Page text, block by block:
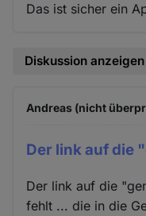
Das ist sicher ein
Diskussion anzeigen
Andreas (nicht
Der link auf die
Der link auf die
fehlt ... die in die